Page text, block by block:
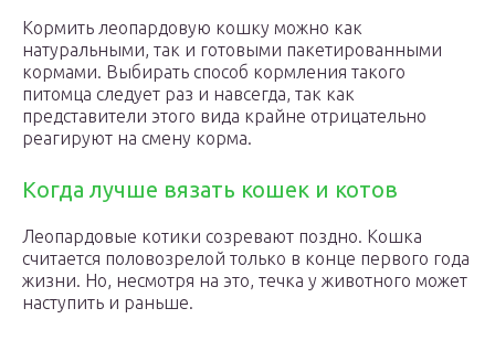
Кормить леопардовую кошку можно как
натуральными, так и готовыми пакетированными
кормами. Выбирать способ кормления такого
питомца следует раз и навсегда, так как
представители этого вида крайне отрицательно
реагируют на смену корма.
Когда лучше вязать кошек и котов
Леопардовые котики созревают поздно. Кошка
считается половозрелой только в конце первого года
жизни. Но, несмотря на это, течка у животного может
наступить и раньше.